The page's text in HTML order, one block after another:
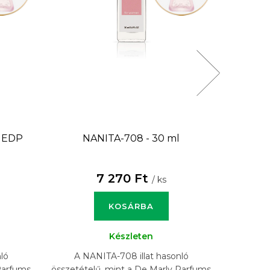
NANITA-708 - 30 ml
7 270 Ft / ks
KOSÁRBA
Készleten
A NANITA-708 illat hasonló